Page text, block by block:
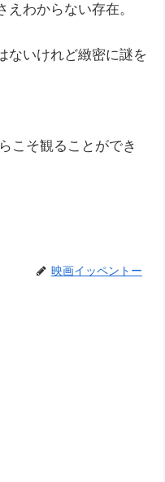
わからない存在。
ないけれど緻密に謎を
こそ観ることができ
映画イッペントー